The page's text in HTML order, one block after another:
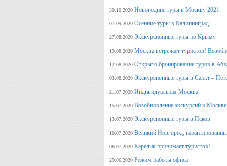
30.10.2020 Новогодние туры в Москву 2021
07.09.2020 Осенние туры в Калининград
27.08.2020 Экскурсионные туры по Крыму
19.08.2020 Москва встречает туристов!
12.08.2020 Открыто бронирование туров в
03.08.2020 Экскурсионные туры в Санкт –
21.07.2020 Индивидуальная Москва
15.07.2020 Возобновление экскурсий в
13.07.2020 Экскурсионные туры в Псков
10.07.2020 Великий Новгород,
06.07.2020 Карелия принимает туристов!
29.06.2020 Режим работы офиса